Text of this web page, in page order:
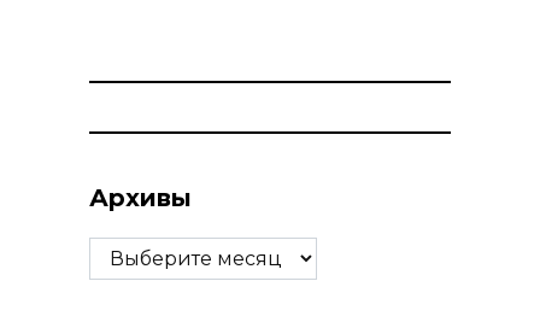
Архивы
Архивы